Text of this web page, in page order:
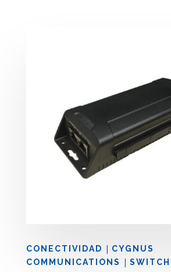
CONECTIVIDAD | CYGNUS
COMMUNICATIONS
|